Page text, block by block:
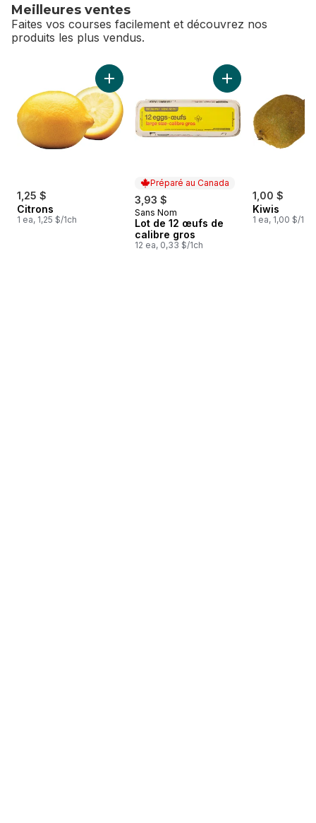
Meilleures ventes
Faites vos courses facilement et découvrez nos
produits les plus vendus.
sauter Meilleures ventes
1,25 $
Citrons
1 ea, 1,25 $/1ch
Ajouter Citrons au panier
Préparé au Canada
3,93 $
Préparé au Canada
Sans Nom
Lot de 12 œufs de
calibre gros
12 ea, 0,33 $/1ch
Ajouter Lot de 12
1,00 $
Kiwis
1 ea, 1,00 $/1ch